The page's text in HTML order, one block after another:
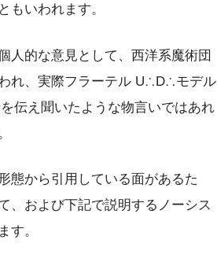
もいわれます。
人的な意見として、西洋系魔術団
れ、実際フラーテル U∴D∴モデル
伝え聞いたような物言いではあれ
態から引用している面があるた
、および下記で説明するノーシス
す。